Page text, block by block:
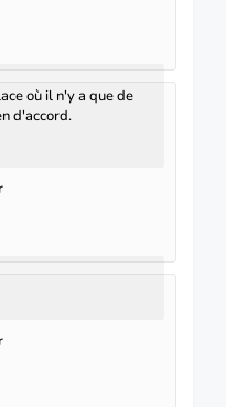
où il n'y a que de
d'accord.